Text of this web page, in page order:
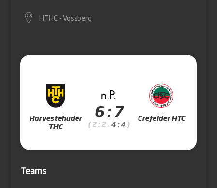
HTHC - Vossberg
Harvestehuder
THC
n.P.
6 : 7
( 2 : 2 , 4 : 4)
Crefelder HTC
Teams